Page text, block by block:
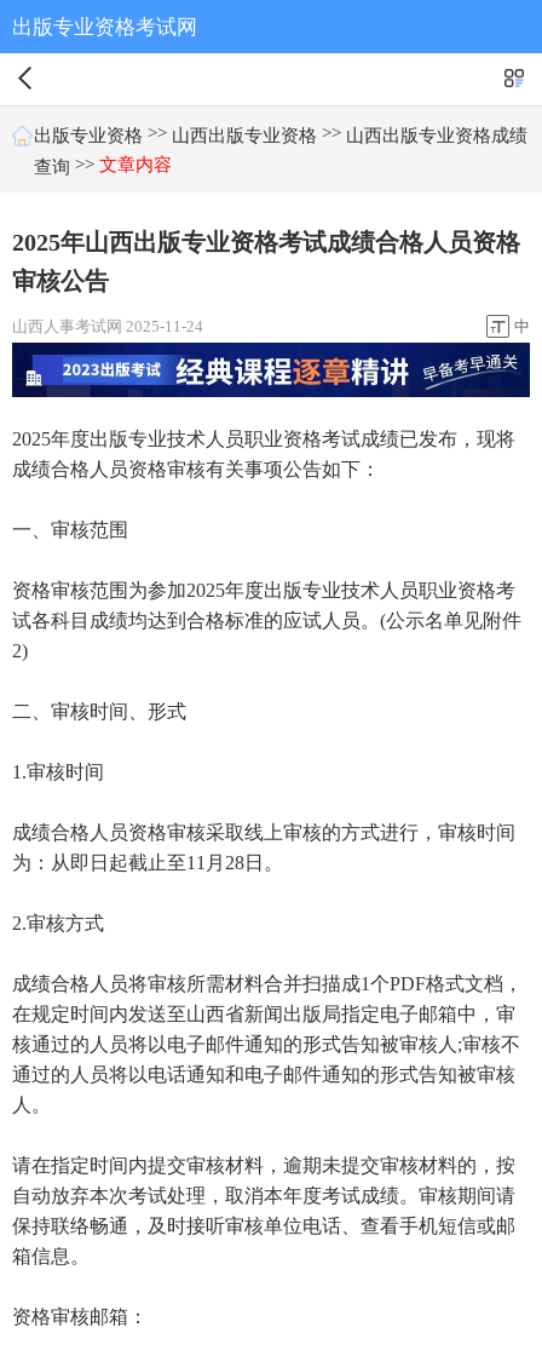
出版专业资格考试网
出版专业资格 >> 山西出版专业资格 >> 山西出版专业资格成绩
查询 >> 文章内容
2025年山西出版专业资格考试成绩合格人员资格
审核公告
山西人事考试网 2025-11-24 中
2025年度出版专业技术人员职业资格考试成绩已发布，现将
成绩合格人员资格审核有关事项公告如下：
一、审核范围
资格审核范围为参加2025年度出版专业技术人员职业资格考
试各科目成绩均达到合格标准的应试人员。(公示名单见附件
2)
二、审核时间、形式
1.审核时间
成绩合格人员资格审核采取线上审核的方式进行，审核时间
为：从即日起截止至11月28日。
2.审核方式
成绩合格人员将审核所需材料合并扫描成1个PDF格式文档，
在规定时间内发送至山西省新闻出版局指定电子邮箱中，审
核通过的人员将以电子邮件通知的形式告知被审核人;审核不
通过的人员将以电话通知和电子邮件通知的形式告知被审核
人。
请在指定时间内提交审核材料，逾期未提交审核材料的，按
自动放弃本次考试处理，取消本年度考试成绩。审核期间请
保持联络畅通，及时接听审核单位电话、查看手机短信或邮
箱信息。
资格审核邮箱：